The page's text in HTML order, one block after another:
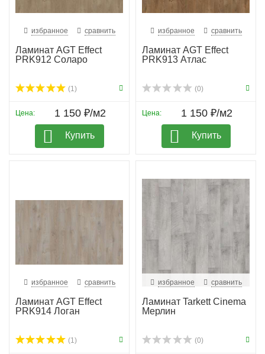
избранное сравнить
Ламинат AGT Effect
PRK912 Соларо
(1)
Цена: 1 150 ₽/м2
Купить
избранное сравнить
Ламинат AGT Effect
PRK913 Атлас
(0)
Цена: 1 150 ₽/м2
Купить
избранное сравнить
Ламинат AGT Effect
PRK914 Логан
(1)
избранное сравнить
Ламинат Tarkett Cinema
Мерлин
(0)